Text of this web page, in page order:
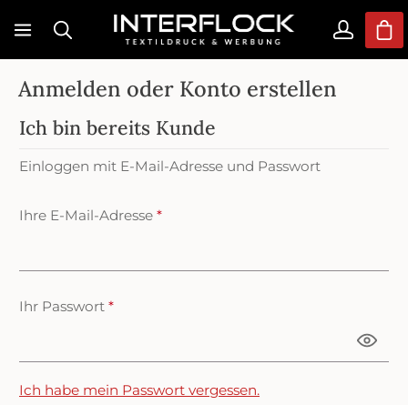
Zum Hauptinhalt springen
Anmelden oder Konto erstellen
Ich bin bereits Kunde
Einloggen mit E-Mail-Adresse und Passwort
Ihre E-Mail-Adresse *
Ihr Passwort *
Ich habe mein Passwort vergessen.